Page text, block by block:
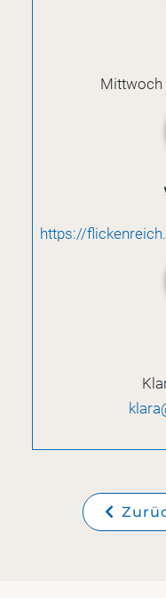
Mittwoch
https://